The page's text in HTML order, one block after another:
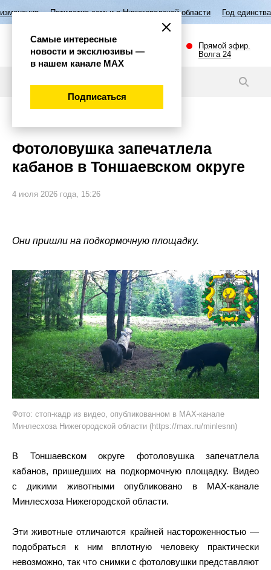
семьи в Нижегородской области Год единства народов России
Прямой эфир.
Волга 24
Фотоловушка запечатлела
кабанов в Тоншаевском округе
4 июля 2026 года, 15:26
Они пришли на подкормочную площадку.
Фото: стоп-кадр из видео, опубликованном в MAX-канале
Минлесхоза Нижегородской области (https://max.ru/minlesnn)
В Тоншаевском округе фотоловушка запечатлела
кабанов, пришедших на подкормочную площадку. Видео
с дикими животными опубликовано в MAX-канале
Минлесхоза Нижегородской области.
Эти животные отличаются крайней настороженностью —
подобраться к ним вплотную человеку практически
невозможно, так что снимки с фотоловушки представляют
Самые интересные
новости и эксклюзивы —
в нашем канале МАХ
Подписаться